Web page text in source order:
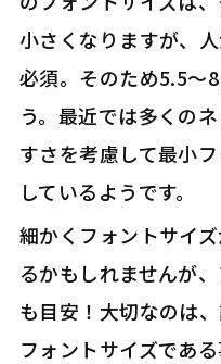
小さくなりますが、
必須。そのため5.5～
う。最近では多くの
すさを考慮して最小
しているようです。
細かくフォントサイ
るかもしれませんが
も目安！大切なのは
フォントサイズであ